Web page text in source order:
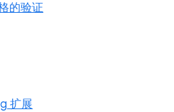
的验证
扩展